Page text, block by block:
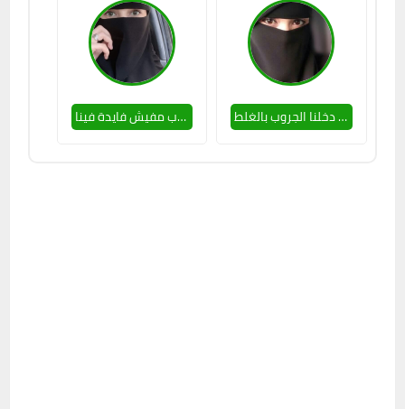
جروب مفيش فايدة فينا ❤🔥 جروب دخلنا الجروب بالغلط 🔥🥵